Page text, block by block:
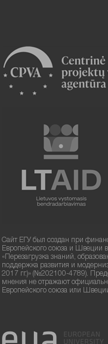
Сайт ЕГУ был создан при
Европейского союза и Швеции
«Перезагрузка знаний,
поддержка развития и
2017 гг.)» (№202100-4789).
мнения не отражают
Европейского союза или